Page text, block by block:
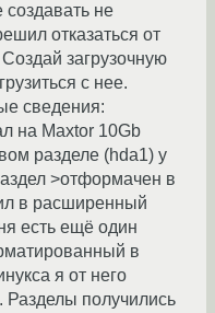
не
отказаться от
загрузочную
с нее.
сведения:
на Maxtor 10Gb
разделе (hda1) у
>отформачен в
в расширенный
есть ещё один
в
я от него
Разделы получились